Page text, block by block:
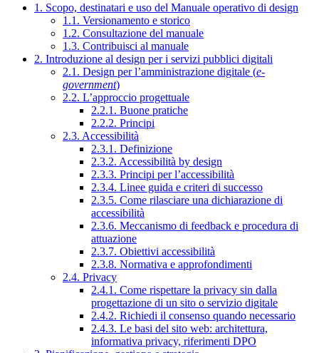
1. Scopo, destinatari e uso del Manuale operativo di design
1.1. Versionamento e storico
1.2. Consultazione del manuale
1.3. Contribuisci al manuale
2. Introduzione al design per i servizi pubblici digitali
2.1. Design per l’amministrazione digitale (e-
government)
2.2. L’approccio progettuale
2.2.1. Buone pratiche
2.2.2. Principi
2.3. Accessibilità
2.3.1. Definizione
2.3.2. Accessibilità by design
2.3.3. Principi per l’accessibilità
2.3.4. Linee guida e criteri di successo
2.3.5. Come rilasciare una dichiarazione di
accessibilità
2.3.6. Meccanismo di feedback e procedura di
attuazione
2.3.7. Obiettivi accessibilità
2.3.8. Normativa e approfondimenti
2.4. Privacy
2.4.1. Come rispettare la privacy sin dalla
progettazione di un sito o servizio digitale
2.4.2. Richiedi il consenso quando necessario
2.4.3. Le basi del sito web: architettura,
informativa privacy, riferimenti DPO